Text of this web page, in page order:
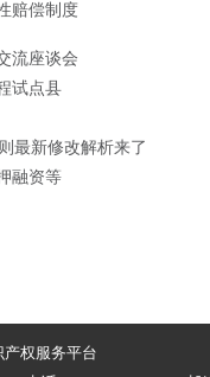
赔偿制度
流座谈会
试点县
最新修改解析来了
融资等
权服务平台